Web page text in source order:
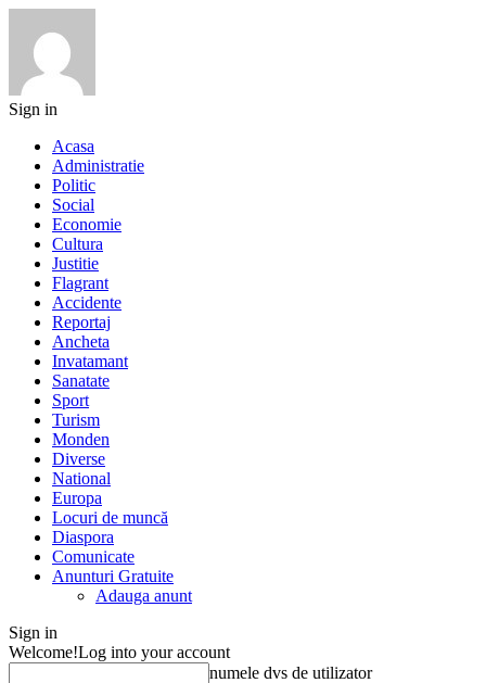
Sign in
Acasa
Administratie
Politic
Social
Economie
Cultura
Justitie
Flagrant
Accidente
Reportaj
Ancheta
Invatamant
Sanatate
Sport
Turism
Monden
Diverse
National
Europa
Locuri de muncă
Diaspora
Comunicate
Anunturi Gratuite
Adauga anunt
Sign in
Welcome!Log into your account
numele dvs de utilizator